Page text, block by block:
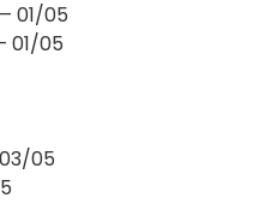
01/05
01/05
05